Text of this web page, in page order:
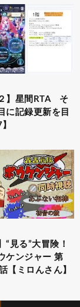
】星間RTA そ
に記録更新を目
“見る”大冒険！
ケンジャー 第
【ミロんさん】